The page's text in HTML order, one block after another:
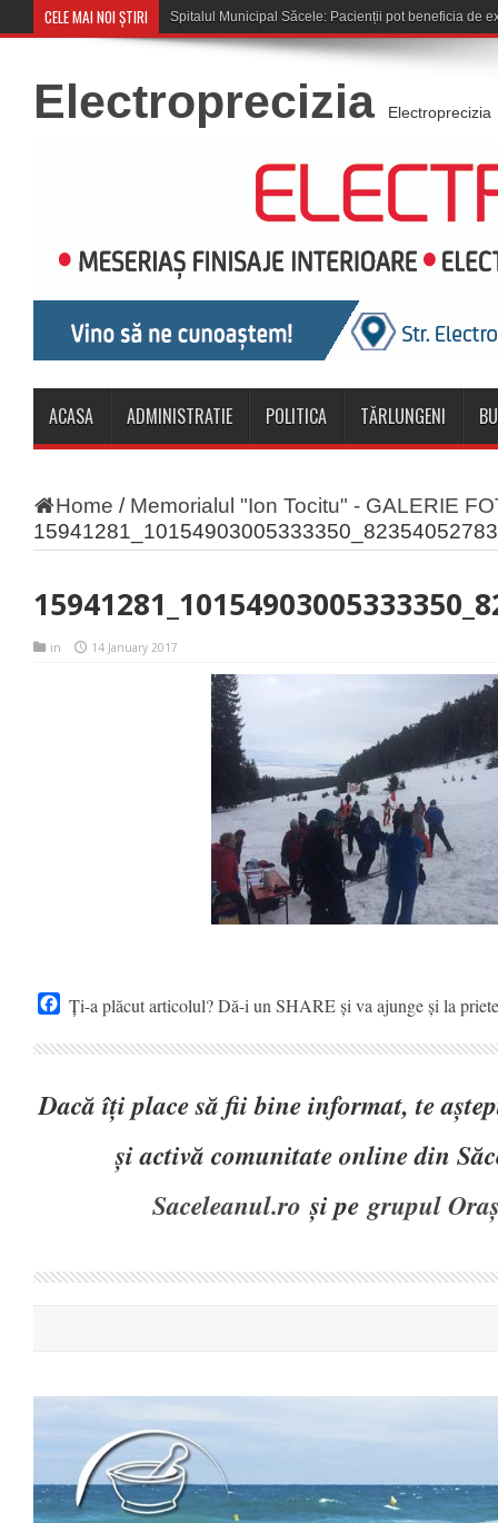
CELE MAI NOI ȘTIRI Cupa României: CSM Săcele î
Electroprecizia Electroprecizia
ACASA ADMINISTRATIE POLITICA TĂRLUNGENI
Home / Memorialul "Ion Tocitu" - GALERIE
in 14 January 2017
Facebook
Ți-a plăcut articolul? Dă-i un SHARE și va ajunge și la
Dacă îți place să fii bine informat, te
și activă comunitate online din
Saceleanul.ro și pegrupul